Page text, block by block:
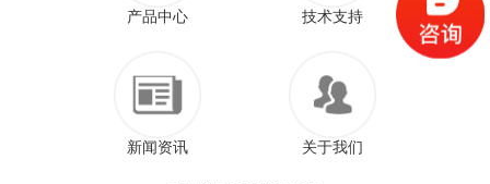
产品中心 技术支持
新闻资讯 关于我们